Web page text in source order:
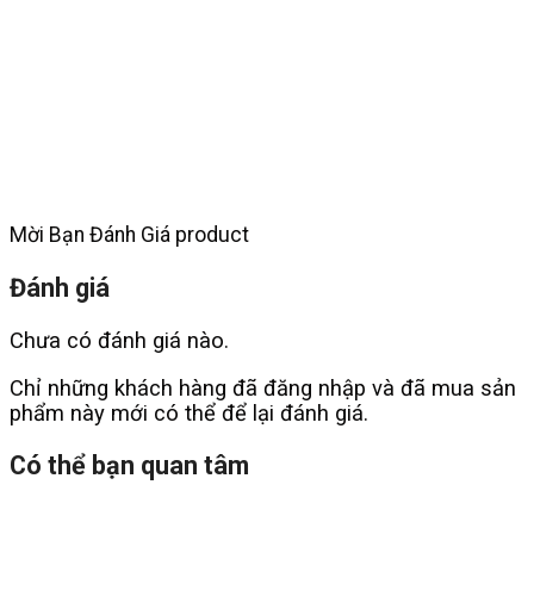
Mời Bạn Đánh Giá product
Đánh giá
Chưa có đánh giá nào.
Chỉ những khách hàng đã đăng nhập và đã mua sản
phẩm này mới có thể để lại đánh giá.
Có thể bạn quan tâm